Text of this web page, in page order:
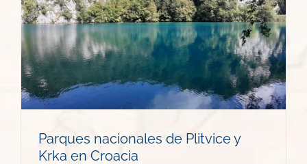
Parques nacionales de Plitvice y
Krka en Croacia